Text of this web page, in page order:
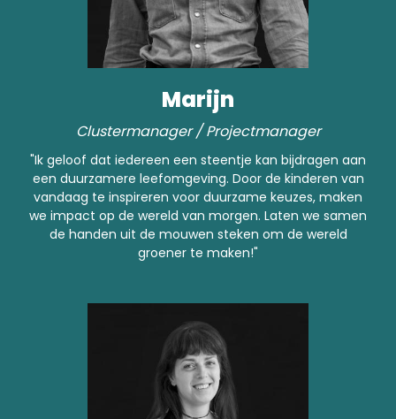
Marijn
Clustermanager / Projectmanager
"Ik geloof dat iedereen een steentje kan bijdragen aan
een duurzamere leefomgeving. Door de kinderen van
vandaag te inspireren voor duurzame keuzes, maken
we impact op de wereld van morgen. Laten we samen
de handen uit de mouwen steken om de wereld
groener te maken!"